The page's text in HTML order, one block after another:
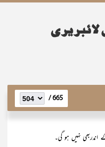
665 /
نہیں ہو گی۔